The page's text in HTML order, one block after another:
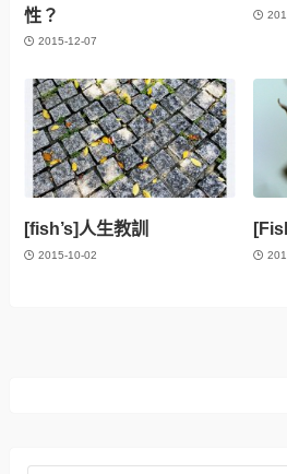
性？
2015-12-07
[fish’s]人生教訓
2015-10-02